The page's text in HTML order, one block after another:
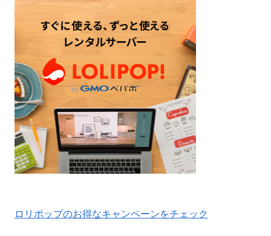
ロリポップのお得なキャンペーンをチェック